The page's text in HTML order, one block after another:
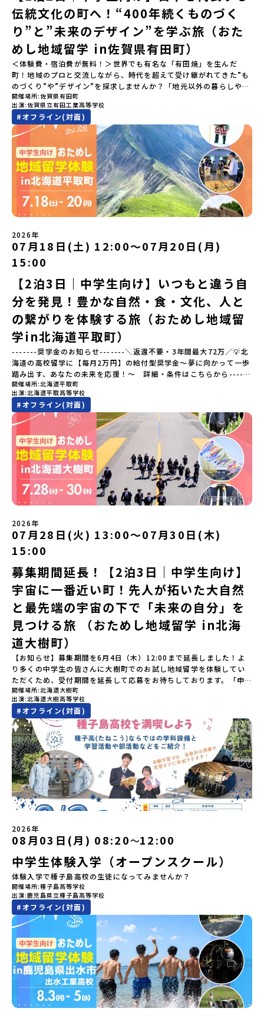
の動画を見れば、あなたの「なんとなく不安」が「絶対に行ってみ
たい！」に変わるはず💡お家からリラックスして視聴してみてくだ
さいね😊▶︎全体説明会のアーカイブはこちら（アーカイブを視聴す
る）YouTube：https://youtu.be/Yt8nd04aNgA?
si=e5erbspvwz5O8_uF【アーカイブ内容】・おためし地域留学の
魅力・メリット・2026年度、日本全国20以上の対象地域について・
安心のサポート体制・質疑応答※各地域の詳細なプログラムは、以
下の【STEP2】個別説明会にて紹介しています。ーーーーーーーー
ーーーーーーーーーーーーーーーー💡疑問も不安もワクワクに変え
る！2つのステップ知りたいことに合わせて、2つの説明会をご活用
ください！【STEP1】全体オンライン説明会の視聴（☆上の動画で
いつでも視聴可能です） 〜まずは「おためし地域留学」を知りたい
方へ〜プログラムの全体像や魅力、サポート体制について解説しま
す。 【STEP2】個別プログラム説明会（☆順次ページを公開しま
す）〜「地域別のプログラム」を具体的に知りたい方へ〜 「現地で
は何をするの？」という疑問にお答えする説明会です。その場所な
らではのプログラムをたっぷりお伝えします！🚩現在公開中の個別
説明会はこちらから（順次公開予定）【5/7(木)】北海道平取町
【5/8(金)】熊本県芦北町▼おためし地域留学の情報▼おためし地域
体験」のプログラム開催情報を公式LINEにて配信中！ぜひご登録く
ださい♪気になることや不安な点は、LINEから気軽にご相談くださ
い。👉 【LINE登録はこちら】
伝統文化の町へ！“400年続くものづく
り”と”未来のデザイン”を学ぶ旅（おた
めし地域留学 in佐賀県有田町）
＜体験費・宿泊費が無料！＞世界でも有名な「有田焼」を生んだ
町！地域のプロと交流しながら、時代を超えて受け継がれてきた”も
のづくり”や”デザイン”を探求しませんか？「地元以外の暮らしや文
化が気になる。いつか留学してみたい！」「豊かな自然と伝統文
化、町並みに興味がある！」「ものづくりやきれいなデザインが好
き！」そんな中学生のみなさんにおすすめ！「おためし地域留学体
験」は、日本全国約200の高校と連携し、地域の枠を超えて学校生活
を送る「地域みらい留学」をプチ体験できるプログラムです。はじ
めてのひとり旅でも安心！現地でもスタッフがしっかりとサポート
いたします。今回のフィールドは「佐賀県有田町（ありたちょ
う）」佐賀県の西部にある有田町は、江戸時代から400年以上続く
「窯業（ようぎょう）」の町。 窯（かま）で粘土を焼いてつくるも
のづくりが、この町の文化として今も受け継がれています。世界で
も知られる「有田焼」は、この窯業の中から生まれました。長い歴
史の中で積み重ねられてきた技術や工夫、そして“つくる人の想
い”が、この町には残っています。また、文化施設が「日本遺産」や
「日本の20世紀遺産」に認定されるなど日本を代表する伝統工芸の
町です。さらに、有田町には「日本の棚田百選」に選ばれた「岳の
棚田（たなだ）」や「名水百選」や「水源の森百選」に選ばれた
「竜門峡（りゅうもんきょう）」など、思わず立ち止まりたくなる
ような自然も広がり、歴史・文化・自然が重なり合う、“本物”に出
会える場所です。そんな歴史・文化が豊かな佐賀県有田町で実際に
町を歩きながら学ぶフィールドワークをしたり、有田焼づくりに関
わる職人、町で暮らすプロデザイナー、地元の高校で学ぶ生徒など
と交流しながら「伝統的なものづくり」や「未来のデザイン」を一
緒に探求できます。ただ体験するだけじゃなくて、 “どうしてこの形
なんだろう？” “自分だったらどんなデザインにする？” そんなふう
に考える時間も、このプログラムの大切なポイントです。ここで出
会う人や体験が、自分の「好き」や「未来」につながるかもしれま
せん。この町でしかできない、ちょっと特別な体験を、ぜひ楽しん
でみませんか？体験のおすすめポイント体験プログラム内容（予
定）＜１日目＞（PM）「オリエンテーション・自己紹介ワーク」
「有田工業高校見学」 -陶芸技術をまなぶ！「セラミック科」のま
なび場を体験 -デザインセンスをまなぶ！「デザイン科」のまなび
場を体験「フィールドワーク」 -有田の歴史ある名所巡り -有田
の歴史的な町並みを体感する「有田焼絵付けアクティビティ」 -職
人さんからまなぶ！有田焼伝統の「絵付け」体験ワークショップ
（協力：clay studio）「みんなで楽しもう！BBQ」 -BBQづく
り -仲間や地元の高校生、町の大人たちと交流・対話＜２日目＞
（AM）「1日目の振り返り」「ワークショップ」 -ゲスト講師によ
（PM）「ランチ/お土産タイム」解散※天候の状況や参加人数によ
ってプログラムを変更する場合がございます。参加概要【開催場
所】佐賀県 有田町（ありたちょう）【実施日程】7月4日（土）〜7
月5日（日）※参加が確定した方には6月5日（金） 18:30～20:00に
「参加者向け事前オンライン研修」をご案内する予定です。必ず参
加をお願いします。【集合場所・時間】7月4日(土) 12：00 JR有田
駅※12：00までにJR有田駅に到着する便で手配ください。【解散場
所・時間】7月5日(日) 13：00頃 JR有田駅【対象】中学2年生、中
学3年生【宿泊先】ありこや（佐賀県西松浦郡有田町）※地域みらい
留学生が活用している宿泊施設（シェアハウス）です。※1室1名で
宿泊いただく予定です。 【旅行代金】無料※旅行代金に含まれる費
用のうち、以下の内容が無料となります：・宿泊費（1泊分）・プロ
グラム内のアクティビティ・体験費用・一部の食事代*以下の費用は
参加者のご負担となります・集合場所までの往復交通費・お土産代
や自由時間の個人飲食費などの個人的費用【募集人数】最大5名（お
申し込み多数の場合は抽選の上決定）【参加者決定】お申し込み多
数の場合は、締め切り後1週間を目途に当落結果をご連絡いたしま
す。【申し込み受付期間】5月7日(木)12：00 から 5月21日(木)
12：00まで疑問も不安もワクワクに変える！「おためし地域留学」
ステップアップ説明会プログラムの内容を詳しく知りたい方や、お
申し込みを迷われている方向けにZoomでのオンライン配信を行い
ます。知りたい情報のレベルに合わせて、以下の2つのステップをご
活用ください。【STEP 1】全体オンライン説明会〜まずは「おため
し地域留学」を知りたい方へ〜日本全国20以上の地域から選んで参
加できる「おためし地域留学」の全体像や魅力について、説明会を
開催しました。中学生一人での参加にあたり、保護者様が特に気に
なる「安全面」や「事務局のサポート体制」についても詳しく解説
しています。ぜひ、ご自宅からお気軽にご視聴ください。▶︎ [アーカ
イブ動画を視聴する]YouTube：
https://youtu.be/Yt8nd04aNgA?
si=e5erbspvwz5O8_uF【STEP 2】有田町プログラム説明会〜
「有田町」の内容を具体的に深掘りしたい方へ〜全体説明を聞いた
うえで、「有田町では具体的に何をするの？」「どんな町なの？」
という疑問にお答えする説明会です。有田町ならではの豊かな文化
や、2泊3日のプログラムの中身をたっぷりとお伝えします。日
時： 5月11日(月) 19：00〜19：40内 容： 有田町ってどんなとこ
ろ？、プログラム詳細解説、質疑応答お申し込み：https://c-
mirai.jp/events/068058お気軽にどうぞ！「はじめての一人旅だ
けど大丈夫？」「どんな体験ができるの？」そんな保護者様の不安
や、中学生のみなさんの素朴な疑問にスタッフが直接お答えしま
す。チャットでの質問も可能ですので、ぜひご自宅からリラックス
してご参加ください。▼お申し込み前に必ずご確認ください・参加
規約への同意プログラムへの参加申し込みいただく前に、「お申し
込みに関する各規約」への同意が必須となります。ご確認くださ
開催場所 佐賀県有田町
出演 佐賀県立有田工業高等学校
#オフライン(対面)
2026年
07月18日(土) 12:00〜07月20日(月)
15:00
【2泊3日｜中学生向け】いつもと違う自
分を発見！豊かな自然・食・文化、人と
の繋がりを体験する旅（おためし地域留
学in北海道平取町）
-------奨学金のお知らせ-------＼返還不要・3年間最大72万／💡北
海道の高校留学に【毎月2万円】の給付型奨学金～夢に向かって一歩
踏み出す、あなたの未来を応援！～ 詳細・条件はこちらから------
---------------------------＜体験費・宿泊費が無料＞累計3,000万
部以上販売された大人気マンガ「ゴールデンカムイ」の実写版映画
に登場する町！北海道の「アイヌ文化継承の地」で自然や食を体験
してみませんか？「地元以外の地域の暮らしが気になる。いつか留
学してみたい！」「アイヌ文化の歴史や、マンガに登場する世界を
自分の手で探求したい！」「自然が好きでもっと触れてあそびた
い！」そんな中学生のみなさんにおすすめ！「おためし地域留学体
験」は、日本全国約200の高校と連携し、地域の枠を超えて学校生活
を送る「地域みらい留学」をプチ体験できるプログラムです。はじ
めてのひとり旅でも安心！現地でもスタッフがしっかりとサポート
いたします。今回のフィールドは「北海道平取町（びらとりちょ
う）」北海道の南に位置する平取町（びらとりちょう）。壮大な自
然と「アイヌ文化」が継承されている町として広く知られていま
す。町名の「平取（びらとり）」は、アイヌ語「ピラ・ウトゥル」
（崖の間を意味）という言葉から名付けられました。見上げるほど
大きな山々が連なる「幌尻岳（ぽろしりだけ）」の景色は絶景！日
本一の広さを誇る「すずらん」が咲く花畑や、和牛がのんびりと過
ごす放牧地。日本一の清流に選ばれたこともある、ヤマメやニジマ
スが泳ぐ「沙流川（さるがわ）」。他の地域では見ることのできな
い圧倒的スケールの自然を味わうことができます。さらに、源義経
（みなもとのよしつね）とも縁が深いとされている地域で、義経を
祀った神社や公園などが存在し、アイヌ民族と日本の歴史を交差す
る瞬間を肌で体感できる町です。北の大地で育まれた「アイヌ文
化」とは？「アイヌ」の文化は北海道を中心とした北部周辺で、先
住民族である「アイヌ民族」によって大切に育まれてきた文化で
す。日本語とは異なる響きを持つ「アイヌ語」や、自然界のあらゆ
る物に「魂」が宿ると考える「精神文化」、祭りや家庭での行事な
どに踊られる「古式舞踊」、独特の文様による刺繍（ししゅう）、
木彫り等の工芸など、ユニークな文化が存在します。アイヌ文化で
は、人間のまわりに存在する生き物や自然のチカラ、暮らしの道具
のうち、人間にとって大切な役割を持っているものを「カムイ」と
呼んでいます。いつも自分たちを見守ってくれているもの、例え
ば、身近な動植物や、暮らしに欠かせない火、水、風、そして雄大
な山や川などもすべて「カムイ」です。この文化と精神性をテーマ
にした大人気マンガ「ゴールデンカムイ」は、累計3000万部以上販
売され、2026年3月に映画の続編も公開されるなど注目を集めてい
ます。今回は、平取町の中でもアイヌ文化に触れることのできる
「二風谷（にぶたに）コタン」へ出発！アイヌの家や暮らし、食な
どを体感することができます。ぜひ現地で味わってみてください
生との特別な交流この旅の大きな魅力は、地元の「平取高校」の先
輩たちと過ごす時間です。 ただ校舎を眺める見学ではありません。
高校生が自ら企画したアクティビティを通じて、年の近い先輩たち
と本音で交流することができます。魅力的な大人たちと対話をしな
がら町の歴史や「生き方」を学ぶことができ、大充実の2泊3日にな
ること間違いなし！そんなユニークな魅力がたっぷりつまった北海
道平取町へ、人生の可能性をひらく特別な旅に出発しませんか？体
験のおすすめポイント体験プログラム内容（予定）＜1日目＞
（PM）「オリエンテーション・自己紹介ワーク」「高校生企画①-
遊び編-」 -平取高校生と仲を深める「びらとりの歴史・文化を知
る！アイヌ文化フィールドワーク」 -アイヌ文化博物館でアイヌ文
化を理解する -アイヌ伝統文化を感じるアクティビティ「1日を振
り返るーみんなで体験シェア」＜2日目＞（AM）「平取高校見学・
寮見学」 -平取高校の特徴を知る学校体験 -在校生との対話「高
校生企画②-町の紹介編-」 -ビンゴをしながら町を知ろう！（PM）
「自然と農を感じる！農業アクティビティ」 -平取特産の「びらと
開催場所 北海道平取町
出演 北海道平取高等学校
#オフライン(対面)
2026年
07月28日(火) 13:00〜07月30日(木)
15:00
募集期間延長！【2泊3日｜中学生向け】
宇宙に一番近い町！先人が拓いた大自然
と最先端の宇宙の下で「未来の自分」を
見つける旅 （おためし地域留学 in北海
道大樹町）
【お知らせ】募集期間を6月4日（木）12:00まで延長しました！よ
り多くの中学生の皆さんに大樹町でのお試し地域留学を体験してい
ただくため、受付期間を延長して応募をお待ちしております。「申
し込みのタイミングを逃してしまった」という方も、この機会にぜ
ひ一歩踏み出してみませんか？※都合により締め切りを早める場合
がございます。お早目にご応募ください！-------------------------
-------------------＼返還不要・3年間最大72万／💡北海道の高校留
学に【毎月2万円】の給付型奨学金～夢に向かって一歩踏み出す、あ
なたの未来を応援！～ 詳細・条件はこちらから------------------
--------------------------ーーーーーーーーーーーーーーーーーー
ーーーーーーーーーーーーーー＜体験費・宿泊費が無料！＞民間ロ
ケットの打ち上げ成功で話題になった町！ 北海道の「宇宙版シリコ
ンバレー」を目指す大樹町で、最先端テクノロジーとどこまでも続
く大自然を肌で感じてみませんか？「地元以外の地域の暮らしが気
になる。いつか留学してみたい！」「自分の進学や将来の可能性を
もっとひらきたい！ 」「自然が好きでもっと触れてあそびたい！」
そんな中学生のみなさんにおすすめ！「おためし地域留学体験」
は、日本全国約200の高校と連携し、地域の枠を超えて学校生活を送
る「地域みらい留学」をプチ体験できるプログラムです。はじめて
のひとり旅でも安心！現地でもスタッフがしっかりとサポートいた
します。今回のフィールドは「北海道 大樹町（たいきちょう）」北
海道の東部、十勝の南部に位置する大樹町（たいきちょう）。西に
日高山脈（ひだかさんみゃく）が連なり、東は太平洋に面した自然
豊かな町です。酪農を主体とした農業や漁業、林業が盛んであると
同時に、「宇宙に一番近い町」として航空宇宙産業の誘致を進める
ユニークな顔を持っています 。見上げるほど大きな山々が連なる
「日高山脈（ひだかさんみゃく）」の絶景！牛たちがのんびりと過
ごす放牧地や、海が見える珍しい温泉。日本一の清流に選ばれたこ
ともある「歴舟川（れきふねがわ）」。 他の地域では見ることので
きない圧倒的スケールの自然と、新しい産業が交差する瞬間を肌で
体感できる町です。北の大地で脈々と受け継がれる 「フロンティア
スピリッツ」を体感！ 「フロンティアスピリッツ（開拓者精神）」
開催場所 北海道大樹町
出演 北海道大樹高等学校
#オフライン(対面)
2026年
08月03日(月) 08:20〜12:00
中学生体験入学（オープンスクール）
体験入学で種子島高校の生徒になってみませんか？
開催場所 種子島高等学校
出演 鹿児島県立種子島高等学校
#オフライン(対面)